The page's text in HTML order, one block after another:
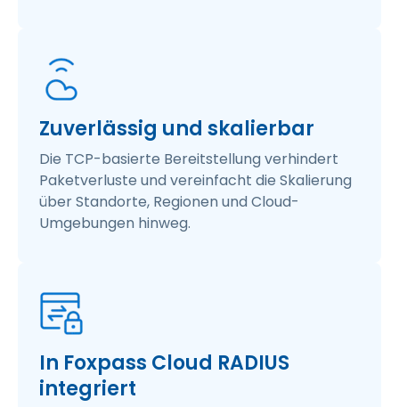
Zuverlässig und skalierbar
Die TCP-basierte Bereitstellung verhindert
Paketverluste und vereinfacht die Skalierung
über Standorte, Regionen und Cloud-
Umgebungen hinweg.
In Foxpass Cloud RADIUS
integriert